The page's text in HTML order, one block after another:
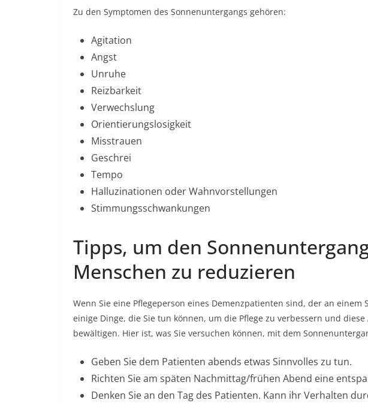
Zu den Symptomen des Sonnenuntergangs gehören:
Agitation
Angst
Unruhe
Reizbarkeit
Verwechslung
Orientierungslosigkeit
Misstrauen
Geschrei
Tempo
Halluzinationen oder Wahnvorstellungen
Stimmungsschwankungen
Tipps, um den
Menschen zu reduzieren
Wenn Sie eine Pflegeperson eines Demenzpatienten sind, der an einem
einige Dinge, die Sie tun können, um die Pflege zu verbessern und
bewältigen. Hier ist, was Sie versuchen können, mit dem
Geben Sie dem Patienten abends etwas Sinnvolles zu tun.
Richten Sie am späten Nachmittag/frühen Abend eine
Denken Sie an den Tag des Patienten. Kann ihr Verhalten